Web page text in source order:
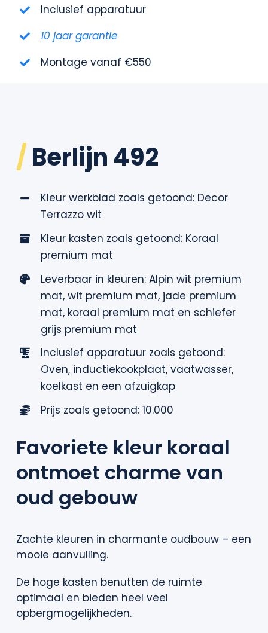
Inclusief apparatuur
10 jaar garantie
Montage vanaf €550
/Berlijn 492
Kleur werkblad zoals getoond: Decor
Terrazzo wit
Kleur kasten zoals getoond: Koraal
premium mat
Leverbaar in kleuren: Alpin wit premium
mat, wit premium mat, jade premium
mat, koraal premium mat en schiefer
grijs premium mat
Inclusief apparatuur zoals getoond:
Oven, inductiekookplaat, vaatwasser,
koelkast en een afzuigkap
Prijs zoals getoond: 10.000
Favoriete kleur koraal
ontmoet charme van
oud gebouw
Zachte kleuren in charmante oudbouw – een
mooie aanvulling.
De hoge kasten benutten de ruimte
optimaal en bieden heel veel
opbergmogelijkheden.